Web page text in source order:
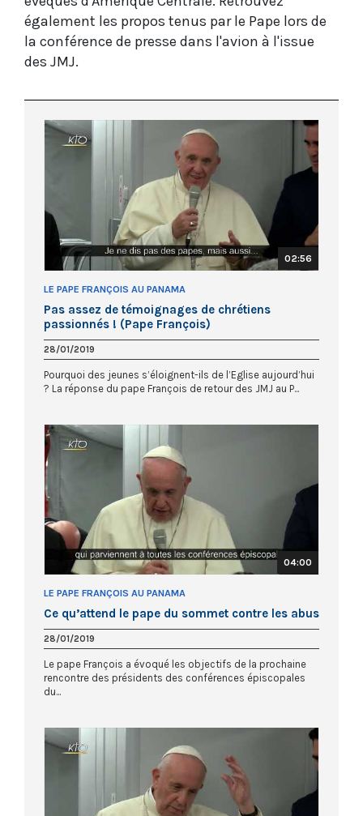
également les propos tenus par le Pape lors de
la conférence de presse dans l'avion à l'issue
des JMJ.
02:56
LE PAPE FRANÇOIS AU PANAMA
Pas assez de témoignages de chrétiens
passionnés ! (Pape François)
28/01/2019
Pourquoi des jeunes s’éloignent-ils de l’Eglise aujourd’hui
? La réponse du pape François de retour des JMJ au P...
04:00
LE PAPE FRANÇOIS AU PANAMA
Ce qu’attend le pape du sommet contre les abus
28/01/2019
Le pape François a évoqué les objectifs de la prochaine
rencontre des présidents des conférences épiscopales
du...